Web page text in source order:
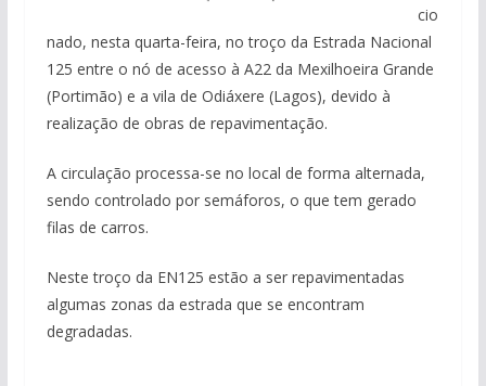
cio
nado, nesta quarta-feira, no troço da Estrada Nacional
125 entre o nó de acesso à A22 da Mexilhoeira Grande
(Portimão) e a vila de Odiáxere (Lagos), devido à
realização de obras de repavimentação.
A circulação processa-se no local de forma alternada,
sendo controlado por semáforos, o que tem gerado
filas de carros.
Neste troço da EN125 estão a ser repavimentadas
algumas zonas da estrada que se encontram
degradadas.